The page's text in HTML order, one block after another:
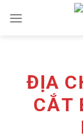
ĐỊA
CẮT